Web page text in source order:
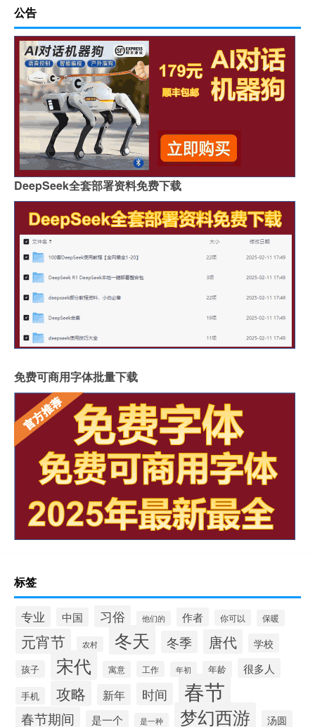
公告
DeepSeek全套部署资料免费下载
免费可商用字体批量下载
标签
专业 中国 习俗 他们的 作者 你可以 保暖
元宵节 农村 冬天 冬季 唐代 学校
孩子 宋代 寓意 工作 年初 年龄 很多人
手机 攻略 新年 时间 春节
春节期间 是一个 是一种 梦幻西游 汤圆